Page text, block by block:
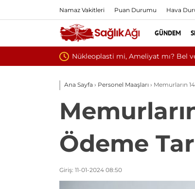
Namaz Vakitleri Puan Durumu Hava
GÜNDEM
Doğru Tedavi Seçimi
Ana Sayfa › Personel Maaşları › Memurların
Ödeme
Giriş: 11-01-2024 08:50